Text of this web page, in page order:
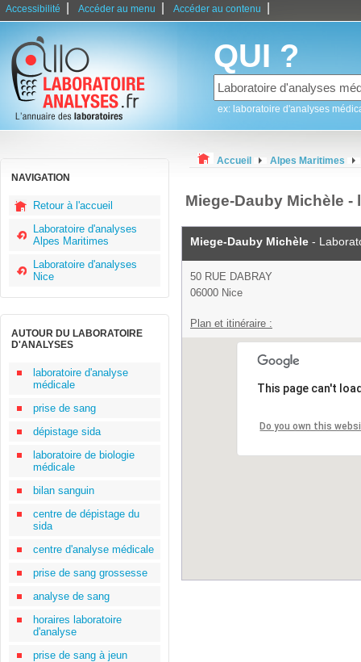
Accessibilité Accéder au menu Accéder au contenu
QUI ?
ex: laboratoire d'analyses
NAVIGATION
Retour à l'accueil
Laboratoire d'analyses
Alpes Maritimes
Laboratoire d'analyses
Nice
AUTOUR DU LABORATOIRE
D'ANALYSES
laboratoire d'analyse
médicale
prise de sang
dépistage sida
laboratoire de biologie
médicale
bilan sanguin
centre de dépistage du
sida
centre d'analyse médicale
prise de sang grossesse
analyse de sang
horaires laboratoire
d'analyse
prise de sang à jeun
Accueil Alpes Maritimes
Miege-Dauby Michèle
Miege-Dauby Michèle -
50 RUE DABRAY
06000 Nice
Plan et itinéraire :
This page can't
Do you own this